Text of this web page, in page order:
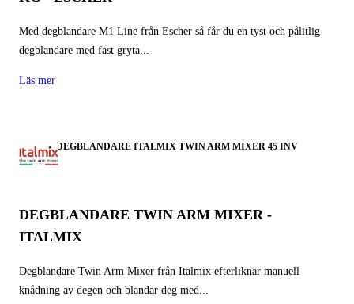
Med degblandare M1 Line från Escher så får du en tyst och pålitlig
degblandare med fast gryta...
Läs mer
DEGBLANDARE ITALMIX TWIN ARM MIXER 45 INV
DEGBLANDARE TWIN ARM MIXER -
ITALMIX
Degblandare Twin Arm Mixer från Italmix efterliknar manuell
knådning av degen och blandar deg med...